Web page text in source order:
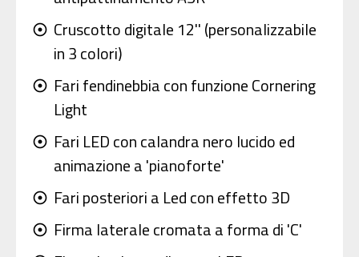
adjust Cruscotto digitale 12'' (personalizzabile
in 3 colori)
adjust Fari fendinebbia con funzione Cornering
Light
adjust Fari LED con calandra nero lucido ed
animazione a 'pianoforte'
adjust Fari posteriori a Led con effetto 3D
adjust Firma laterale cromata a forma di 'C'